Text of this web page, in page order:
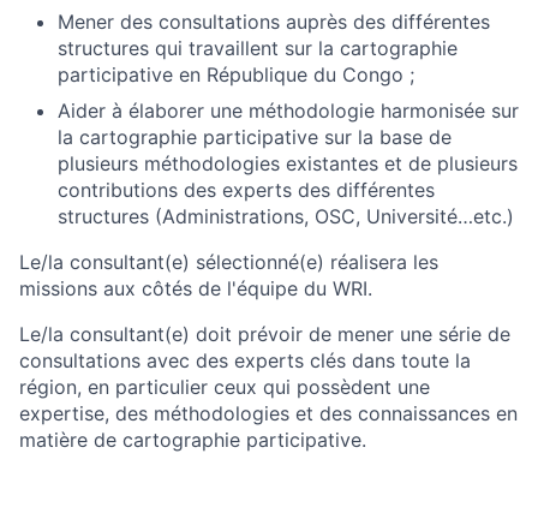
Mener des consultations auprès des différentes
structures qui travaillent sur la cartographie
participative en République du Congo ;
Aider à élaborer une méthodologie harmonisée sur
la cartographie participative sur la base de
plusieurs méthodologies existantes et de plusieurs
contributions des experts des différentes
structures (Administrations, OSC, Université…etc.)
Le/la consultant(e) sélectionné(e) réalisera les
missions aux côtés de l'équipe du WRI.
Le/la consultant(e) doit prévoir de mener une série de
consultations avec des experts clés dans toute la
région, en particulier ceux qui possèdent une
expertise, des méthodologies et des connaissances en
matière de cartographie participative.